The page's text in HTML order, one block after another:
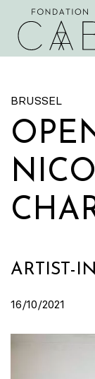
BRUSSEL
ARTIST-
16/10/2021